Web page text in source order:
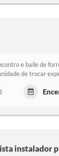
e baile de
de trocar
instalador